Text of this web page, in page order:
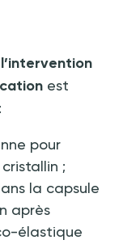
l’intervention
est
:
pour
;
la capsule
après
élastique